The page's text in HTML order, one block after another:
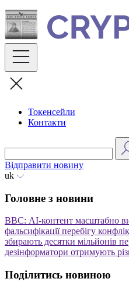
Skip
to
content
Токенсейли
Контакти
Відправити новину
uk
Головне з новини
BBC: АІ-контент масштабно
фальсифікації перебігу
збирають десятки мільйонів
дезінформатори отримують
Поділитись новиною